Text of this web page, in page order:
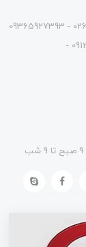
09919834676 - 02634414239 - 09365927393
- 09017837293 - 09126062813 -